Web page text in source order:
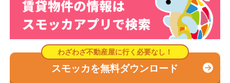
スモッカを無料ダウンロード